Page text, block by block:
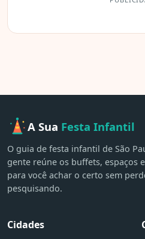
A Sua Festa Infantil
O guia de festa infantil de São
gente reúne os buffets, espaços
para você achar o certo sem
pesquisando.
Cidades